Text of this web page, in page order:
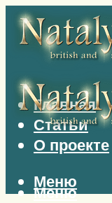
Главная
Статьи
О проекте
Меню
Меню